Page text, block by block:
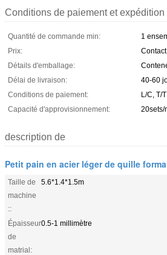
Conditions de paiement et expédition
Quantité de commande min:
1
Prix:
Détails d'emballage:
Délai de livraison:
40-60
Conditions de paiement:
L/C, T/T
Capacité d'approvisionnement:
20sets/
description de
Petit pain en acier léger de quille
Taille de
machine
::
5.6*1.4*1.5m
Épaisseur
de
matrial:
0.5-1 millimètre